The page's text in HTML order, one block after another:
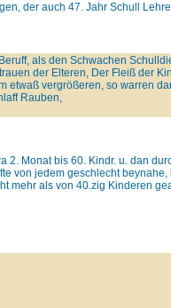
der auch 47. Jahr Schull
als den Schwachen
der Elteren, Der Fleiß der
etwaß vergrößeren, so warren
Rauben,
2. Monat bis 60. Kindr. u. dan
von jedem geschlecht
mehr als von 40.zig Kinderen